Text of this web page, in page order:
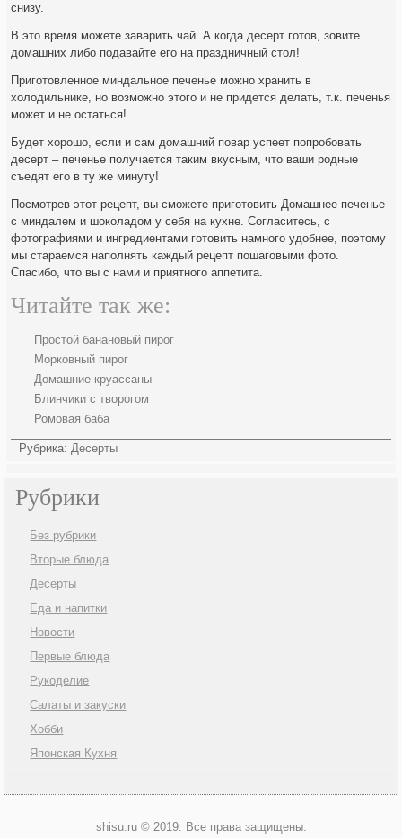
снизу.
В это время можете заварить чай. А когда десерт готов, зовите
домашних либо подавайте его на праздничный стол!
Приготовленное миндальное печенье можно хранить в
холодильнике, но возможно этого и не придется делать, т.к. печенья
может и не остаться!
Будет хорошо, если и сам домашний повар успеет попробовать
десерт – печенье получается таким вкусным, что ваши родные
съедят его в ту же минуту!
Посмотрев этот рецепт, вы сможете приготовить Домашнее печенье
с миндалем и шоколадом у себя на кухне. Согласитесь, с
фотографиями и ингредиентами готовить намного удобнее, поэтому
мы стараемся наполнять каждый рецепт пошаговыми фото.
Спасибо, что вы с нами и приятного аппетита.
Читайте так же:
Простой банановый пирог
Морковный пирог
Домашние круассаны
Блинчики с творогом
Ромовая баба
Рубрика: Десерты
Рубрики
Без рубрики
Вторые блюда
Десерты
Еда и напитки
Новости
Первые блюда
Рукоделие
Салаты и закуски
Хобби
Японская Кухня
shisu.ru © 2019. Все права защищены.